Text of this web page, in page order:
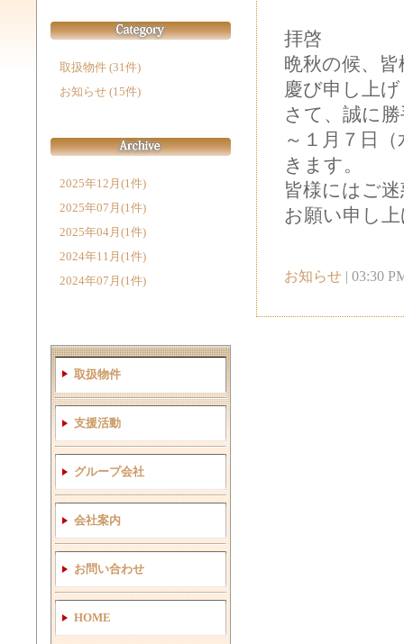
取扱物件 (31件)
お知らせ (15件)
2025年12月(1件)
2025年07月(1件)
2025年04月(1件)
2024年11月(1件)
2024年07月(1件)
取扱物件
支援活動
グループ会社
会社案内
お問い合わせ
HOME
拝啓
晩秋の候、
慶び申し上
さて、誠に
～１月７日
きます。
皆様にはご
お願い申し
お知らせ | 03:30